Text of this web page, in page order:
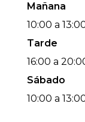
Mañana
10:00 a
Tarde
16:00 a
Sábado
10:00 a